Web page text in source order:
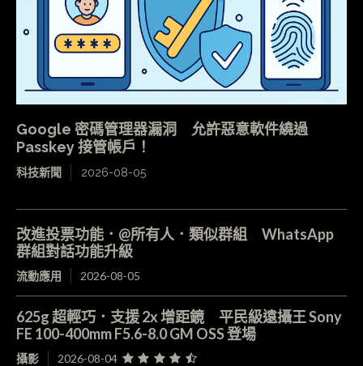
Google 密碼管理器漏洞 允許惡意軟件繞過
Passkey 接管帳戶！
科技新聞 2026-08-05
改進投票功能．@所有人．類似群組 WhatsApp
群組對話功能升級
流動應用 2026-08-05
625g 超輕巧．支援 2x 增距鏡 平民級遠攝王 Sony
FE 100-400mm F5.6-8.0 GM OSS 登場
攝影 2026-08-04